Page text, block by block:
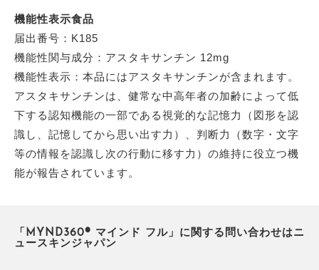
機能性表示食品
届出番号：K185
機能性関与成分：アスタキサンチン 12mg
機能性表示：本品にはアスタキサンチンが含まれます。
アスタキサンチンは、健常な中高年者の加齢によって低
下する認知機能の一部である視覚的な記憶力（図形を認
識し、記憶してから思い出す力）、判断力（数字・文字
等の情報を認識し次の行動に移す力）の維持に役立つ機
能が報告されています。
「MYND360® マインド フル」に関する問い合わせはニ
ュースキンジャパン